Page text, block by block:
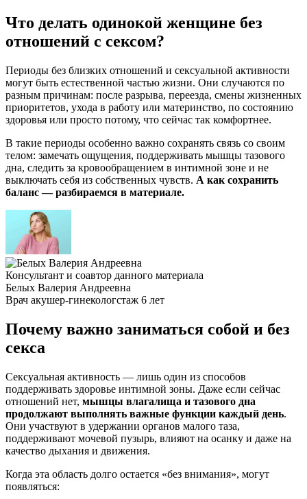
Что делать одинокой женщине без
отношений с сексом?
Периоды без близких отношений и сексуальной активности
могут быть естественной частью жизни. Они случаются по
разным причинам: после разрыва, переезда, смены жизненных
приоритетов, ухода в работу или материнство, по состоянию
здоровья или просто потому, что сейчас так комфортнее.
В такие периоды особенно важно сохранять связь со своим
телом: замечать ощущения, поддерживать мышцы тазового
дна, следить за кровообращением в интимной зоне и не
выключать себя из собственных чувств. А как сохранить
баланс — разбираемся в материале.
Консультант и соавтор данного материала
Белых Валерия Андреевна
Врач акушер-гинекологстаж 6 лет
Почему важно заниматься собой и без
секса
Сексуальная активность — лишь один из способов
поддерживать здоровье интимной зоны. Даже если сейчас
отношений нет, мышцы влагалища и тазового дна
продолжают выполнять важные функции каждый день.
Они участвуют в удержании органов малого таза,
поддерживают мочевой пузырь, влияют на осанку и даже на
качество дыхания и движения.
Когда эта область долго остается «без внимания», могут
появляться: